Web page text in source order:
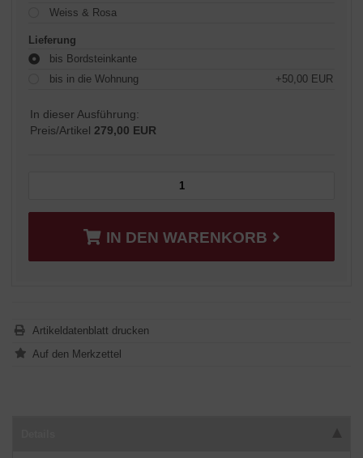
Weiss & Rosa
Lieferung
bis Bordsteinkante
bis in die Wohnung
+50,00 EUR
In dieser Ausführung:
Preis/Artikel 279,00 EUR
IN DEN WARENKORB
Artikeldatenblatt drucken